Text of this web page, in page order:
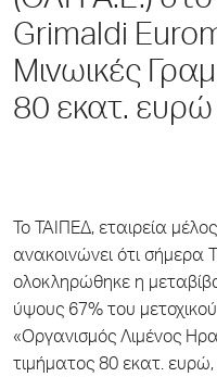
Grimaldi
Μινωικές
80 εκατ. ευρώ
Το ΤΑΙΠΕΔ, εταιρεία
ανακοινώνει ότι σήμερα
ολοκληρώθηκε η
ύψους 67% του
«Οργανισμός Λιμένος
τιμήματος 80 εκατ.